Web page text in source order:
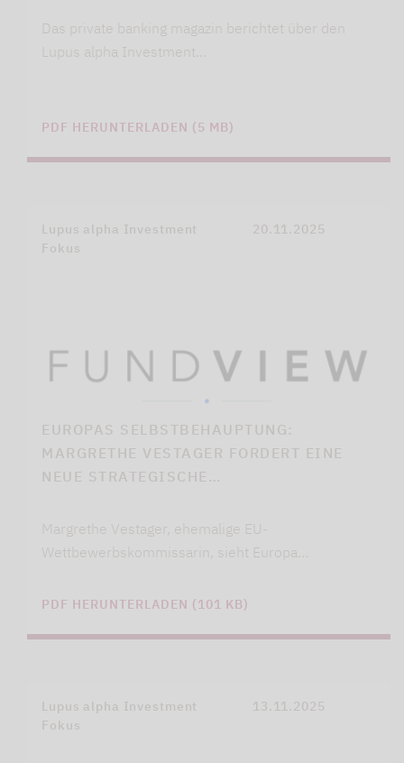
Das private banking magazin berichtet über den
Lupus alpha Investment…
PDF HERUNTERLADEN (5 MB)
Lupus alpha Investment
Fokus
20.11.2025
EUROPAS SELBSTBEHAUPTUNG:
MARGRETHE VESTAGER FORDERT EINE
NEUE STRATEGISCHE…
Margrethe Vestager, ehemalige EU-
Wettbewerbskommissarin, sieht Europa…
PDF HERUNTERLADEN (101 KB)
Lupus alpha Investment
Fokus
13.11.2025